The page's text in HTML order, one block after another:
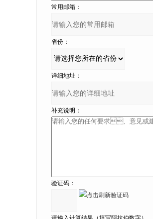
常用邮箱：
省份：
详细地址：
补充说明：
验证码：